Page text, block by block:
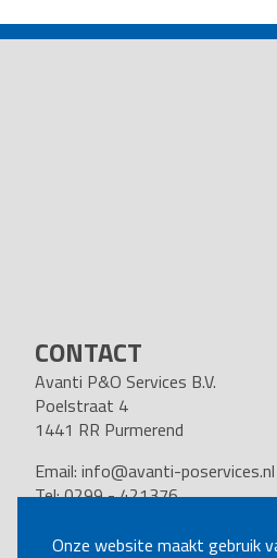
Onze website maakt gebruik
NAVIGATION
CONTACT
Avanti P&O Services B.V.
Poelstraat 4
1441 RR Purmerend
Email: info@avanti-poservices.nl
Tel: 0299 - 421376
Kvk nummer: 37140121